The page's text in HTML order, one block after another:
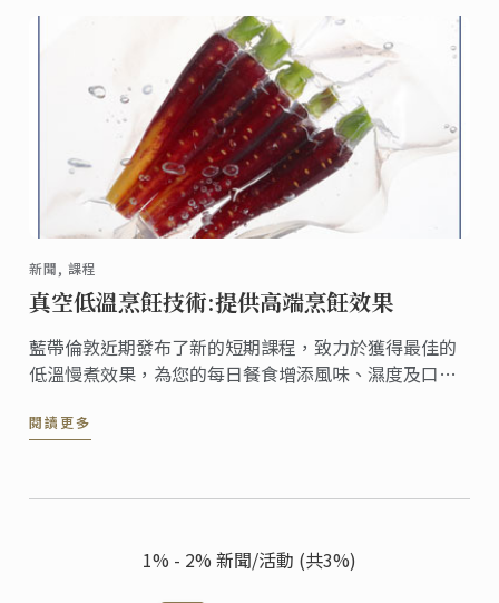
新聞, 課程
真空低溫烹飪技術:提供高端烹飪效果
藍帶倫敦近期發布了新的短期課程，致力於獲得最佳的
低溫慢煮效果，為您的每日餐食增添風味、濕度及口
味及品質，且適用於蔬菜、土豆、牛肉、雞肉、魚及蛋
閱讀更多
1% - 2% 新聞/活動 (共3%)